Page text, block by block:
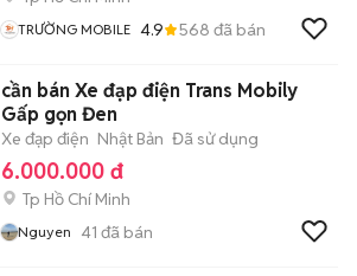
TRƯỜNG MOBILE 4.9 568 đã bán
cần bán Xe đạp điện Trans Mobily
Gấp gọn Đen
Xe đạp điện Nhật Bản Đã sử dụng
6.000.000 đ
Tp Hồ Chí Minh
Nguyen 41 đã bán